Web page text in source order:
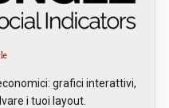
grafici interattivi,
i tuoi layout.